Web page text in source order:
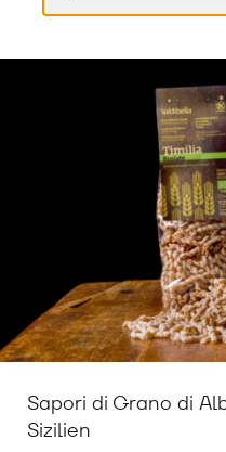
Sapori di Grano di
Sizilien